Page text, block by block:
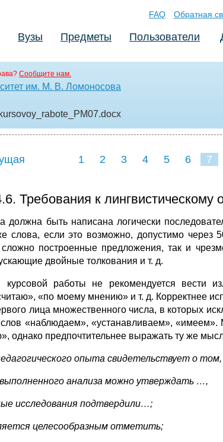
FAQ Обратная
Вузы Предметы Пользователи
Сообщите нам.
им. М. В. Ломоносова
.docx
1 2 3 4 5 6 7
Требования к
должна быть написана логически
слова, если это возможно, допустимо
построенные предложения, так и
двойные толкования и т. д.
курсовой работы не рекомендуется вести
«по моему мнению» и т. д. Корректнее
лица множественного числа, в которых
«наблюдаем», «устанавливаем»,
однако предпочтительнее выражать ту же
опыта свидетельствует о
анализа можно утверждать …,
исследования подтвердили…;
целесообразным отметить;